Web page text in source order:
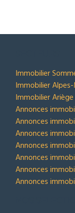
Immobilier
Immobilier
Immobilier
Annonces
Annonces
Annonces
Annonces
Annonces
Annonces
Annonces